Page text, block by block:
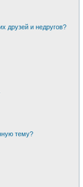
друзей и недругов?
тему?